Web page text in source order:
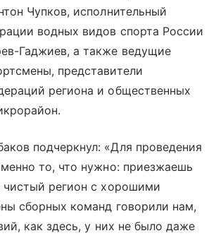
Чупков, исполнительный
водных видов спорта России
Гаджиев, а также ведущие
представители
региона и общественных
подчеркнул: «Для проведения
то, что нужно: приезжаешь
чистый регион с хорошими
сборных команд говорили нам,
как здесь, у них не было даже